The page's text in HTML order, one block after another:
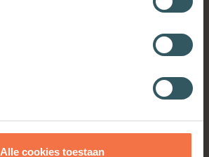
Alle cookies toestaan
Meer informatie